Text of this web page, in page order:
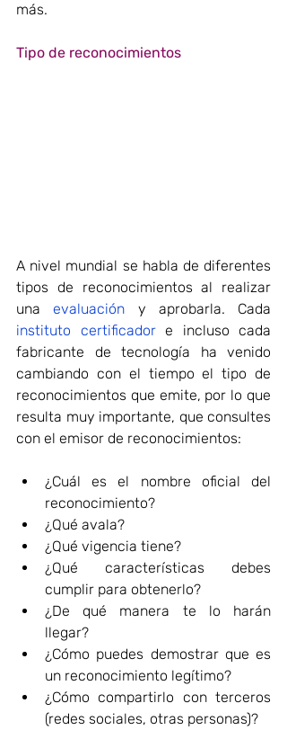
más.
Tipo de reconocimientos
A nivel mundial se habla de diferentes
tipos de reconocimientos al realizar
una evaluación
instituto certificador e incluso cada
fabricante de tecnología ha venido
cambiando con el tiempo el tipo de
reconocimientos que emite, por lo que
resulta muy importante, que consultes
con el emisor de reconocimientos:
¿Cuál es el nombre oficial del
reconocimiento?
¿Qué avala?
¿Qué vigencia tiene?
¿Qué características debes
cumplir para obtenerlo?
¿De qué manera te lo harán
llegar?
¿Cómo puedes demostrar que es
un reconocimiento legítimo?
¿Cómo compartirlo con terceros
(redes sociales, otras personas)?